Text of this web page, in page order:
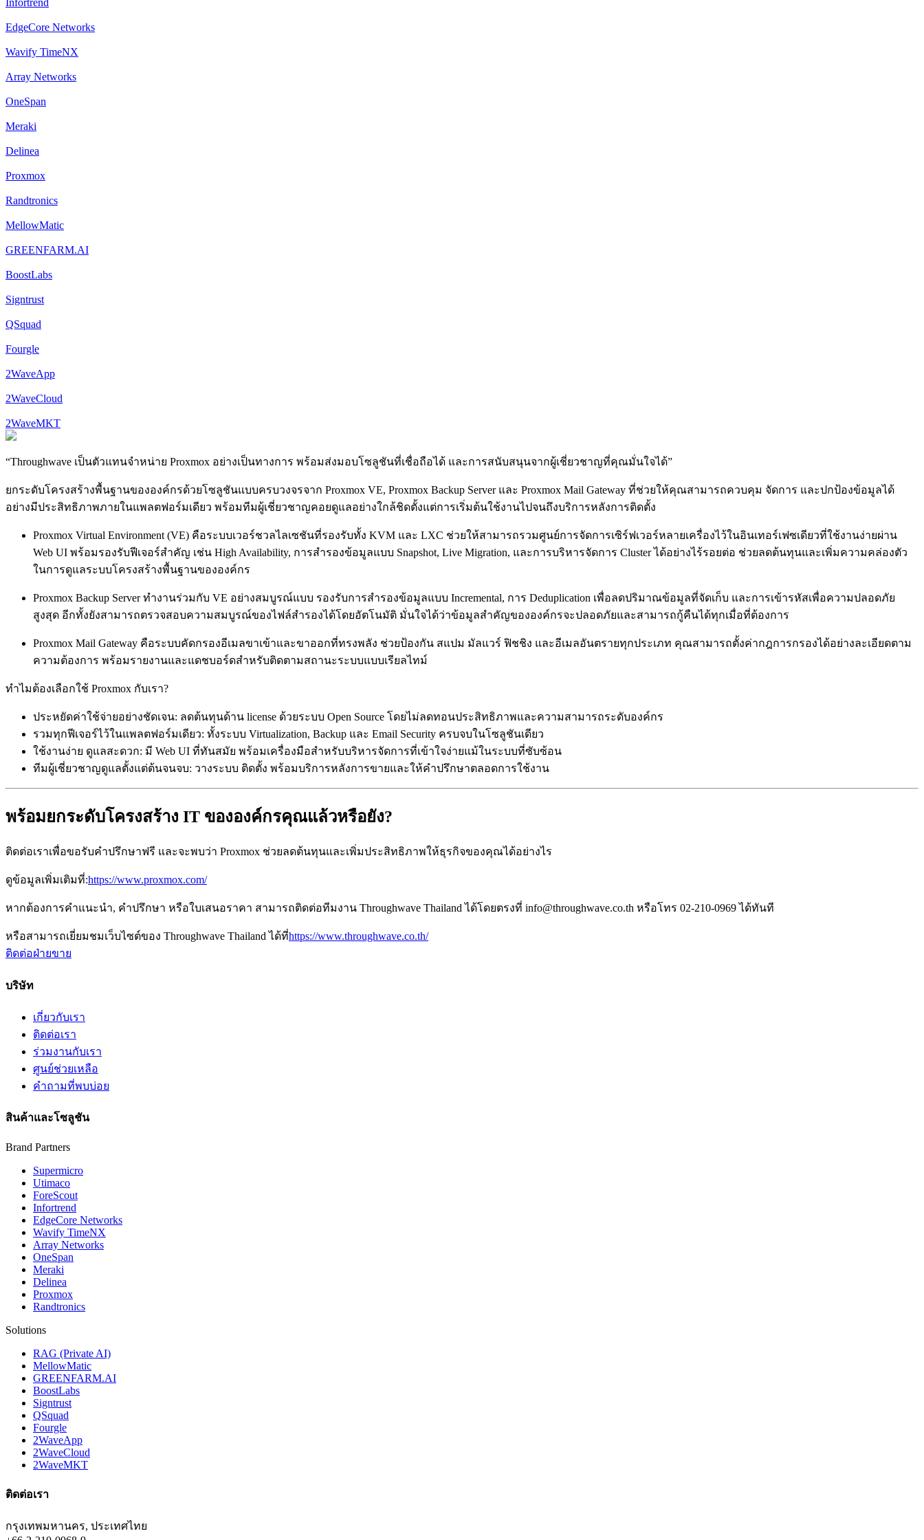
EdgeCore Networks
Wavify TimeNX
Array Networks
OneSpan
Meraki
Delinea
Proxmox
Randtronics
MellowMatic
GREENFARM.AI
BoostLabs
Signtrust
QSquad
Fourgle
2WaveApp
2WaveCloud
2WaveMKT
“Throughwave เป็นตัวแทนจำหน่าย Proxmox อย่างเป็นทางการ พร้อมส่งมอบโซลูชันที่เชื่อถือได้ และการสนับสนุนจากผู้เชี่ยวชาญที่คุณมั่นใจได้”
ยกระดับโครงสร้างพื้นฐานขององค์กรด้วยโซลูชันแบบครบวงจรจาก Proxmox VE, Proxmox Backup Server และ Proxmox Mail Gateway ที่ช่วยให้คุณสามารถควบคุม จัดการ และปกป้องข้อมูลได้
อย่างมีประสิทธิภาพภายในแพลตฟอร์มเดียว พร้อมทีมผู้เชี่ยวชาญคอยดูแลอย่างใกล้ชิดตั้งแต่การเริ่มต้นใช้งานไปจนถึงบริการหลังการติดตั้ง
Proxmox Virtual Environment (VE) คือระบบเวอร์ชวลไลเซชันที่รองรับทั้ง KVM และ LXC ช่วยให้สามารถรวมศูนย์การจัดการเซิร์ฟเวอร์หลายเครื่องไว้ในอินเทอร์เฟซเดียวที่ใช้งานง่ายผ่าน
Web UI พร้อมรองรับฟีเจอร์สำคัญ เช่น High Availability, การสำรองข้อมูลแบบ Snapshot, Live Migration, และการบริหารจัดการ Cluster ได้อย่างไร้รอยต่อ ช่วยลดต้นทุนและเพิ่มความคล่องตัว
ในการดูแลระบบโครงสร้างพื้นฐานขององค์กร
Proxmox Backup Server ทำงานร่วมกับ VE อย่างสมบูรณ์แบบ รองรับการสำรองข้อมูลแบบ Incremental, การ Deduplication เพื่อลดปริมาณข้อมูลที่จัดเก็บ และการเข้ารหัสเพื่อความปลอดภัย
สูงสุด อีกทั้งยังสามารถตรวจสอบความสมบูรณ์ของไฟล์สำรองได้โดยอัตโนมัติ มั่นใจได้ว่าข้อมูลสำคัญขององค์กรจะปลอดภัยและสามารถกู้คืนได้ทุกเมื่อที่ต้องการ
Proxmox Mail Gateway คือระบบคัดกรองอีเมลขาเข้าและขาออกที่ทรงพลัง ช่วยป้องกัน สแปม มัลแวร์ ฟิชชิง และอีเมลอันตรายทุกประเภท คุณสามารถตั้งค่ากฎการกรองได้อย่างละเอียดตาม
ความต้องการ พร้อมรายงานและแดชบอร์ดสำหรับติดตามสถานะระบบแบบเรียลไทม์
ทำไมต้องเลือกใช้ Proxmox กับเรา?
ประหยัดค่าใช้จ่ายอย่างชัดเจน: ลดต้นทุนด้าน license ด้วยระบบ Open Source โดยไม่ลดทอนประสิทธิภาพและความสามารถระดับองค์กร
รวมทุกฟีเจอร์ไว้ในแพลตฟอร์มเดียว: ทั้งระบบ Virtualization, Backup และ Email Security ครบจบในโซลูชันเดียว
ใช้งานง่าย ดูแลสะดวก: มี Web UI ที่ทันสมัย พร้อมเครื่องมือสำหรับบริหารจัดการที่เข้าใจง่ายแม้ในระบบที่ซับซ้อน
ทีมผู้เชี่ยวชาญดูแลตั้งแต่ต้นจนจบ: วางระบบ ติดตั้ง พร้อมบริการหลังการขายและให้คำปรึกษาตลอดการใช้งาน
พร้อมยกระดับโครงสร้าง IT ขององค์กรคุณแล้วหรือยัง?
ติดต่อเราเพื่อขอรับคำปรึกษาฟรี และจะพบว่า Proxmox ช่วยลดต้นทุนและเพิ่มประสิทธิภาพให้ธุรกิจของคุณได้อย่างไร
ดูข้อมูลเพิ่มเติมที่:https://www.proxmox.com/
หากต้องการคำแนะนำ, คำปรึกษา หรือใบเสนอราคา สามารถติดต่อทีมงาน Throughwave Thailand ได้โดยตรงที่ info@throughwave.co.th หรือโทร 02-210-0969 ได้ทันที
หรือสามารถเยี่ยมชมเว็บไซต์ของ Throughwave Thailand ได้ที่https://www.throughwave.co.th/
ติดต่อฝ่ายขาย
บริษัท
เกี่ยวกับเรา
ติดต่อเรา
ร่วมงานกับเรา
ศูนย์ช่วยเหลือ
คำถามที่พบบ่อย
สินค้าและโซลูชัน
Brand Partners
Supermicro
Utimaco
ForeScout
Infortrend
EdgeCore Networks
Wavify TimeNX
Array Networks
OneSpan
Meraki
Delinea
Proxmox
Randtronics
Solutions
RAG (Private AI)
MellowMatic
GREENFARM.AI
BoostLabs
Signtrust
QSquad
Fourgle
2WaveApp
2WaveCloud
2WaveMKT
ติดต่อเรา
กรุงเทพมหานคร, ประเทศไทย